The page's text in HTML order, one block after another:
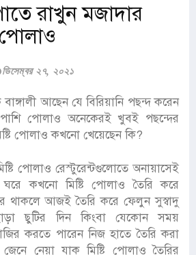
রাখুন মজাদার
পোলাও
ডিসেম্বর ২৭, ২০২১
আছেন যে বিরিয়ানি পছন্দ করেন
পোলাও অনেকেরই খুবই পছন্দের
পোলাও কখনো খেয়েছেন কি?
পোলাও রেস্টুরেন্টগুলোতে অনায়াসেই
কখনো মিষ্টি পোলাও তৈরি করে
থাকলে আজই তৈরি করে ফেলুন সুস্বাদু
ছুটির দিন কিংবা যেকোন সময়
করতে পারেন নিজ হাতে তৈরি করা
নেয়া যাক মিষ্টি পোলাও তৈরির